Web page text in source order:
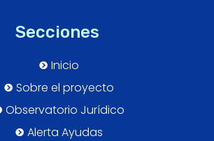
Secciones
Inicio
Sobre el proyecto
Observatorio Jurídico
Alerta Ayudas